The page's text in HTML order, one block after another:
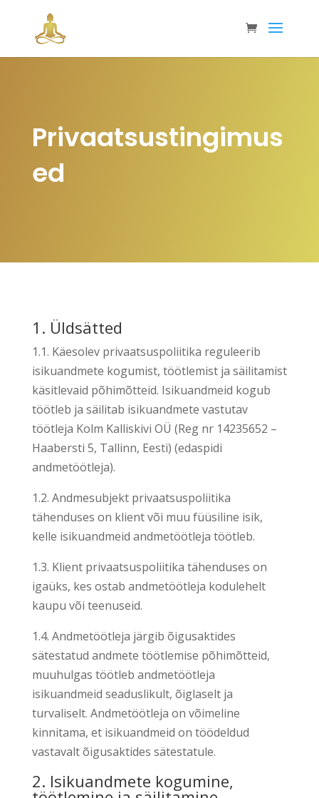
Privaatsustingimus
ed
1. Üldsätted
1.1. Käesolev privaatsuspoliitika reguleerib
isikuandmete kogumist, töötlemist ja säilitamist
käsitlevaid põhimõtteid. Isikuandmeid kogub
töötleb ja säilitab isikuandmete vastutav
töötleja Kolm Kalliskivi OÜ (Reg nr 14235652 –
Haabersti 5, Tallinn, Eesti) (edaspidi
andmetöötleja).
1.2. Andmesubjekt privaatsuspoliitika
tähenduses on klient või muu füüsiline isik,
kelle isikuandmeid andmetöötleja töötleb.
1.3. Klient privaatsuspoliitika tähenduses on
igaüks, kes ostab andmetöötleja kodulehelt
kaupu või teenuseid.
1.4. Andmetöötleja järgib õigusaktides
sätestatud andmete töötlemise põhimõtteid,
muuhulgas töötleb andmetöötleja
isikuandmeid seaduslikult, õiglaselt ja
turvaliselt. Andmetöötleja on võimeline
kinnitama, et isikuandmeid on töödeldud
vastavalt õigusaktides sätestatule.
2. Isikuandmete kogumine,